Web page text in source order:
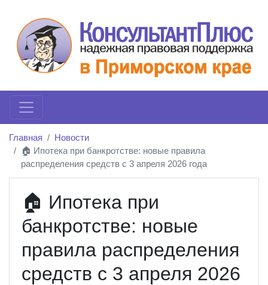
Главная
Новости
🏠 Ипотека при банкротстве: новые правила
распределения средств с 3 апреля 2026 года
🏠 Ипотека при
банкротстве: новые
правила распределения
средств с 3 апреля 2026